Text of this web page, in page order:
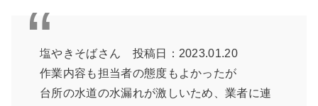
塩やきそばさん 投稿日：2023.01.20
作業内容も担当者の態度もよかったが
台所の水道の水漏れが激しいため、業者に連